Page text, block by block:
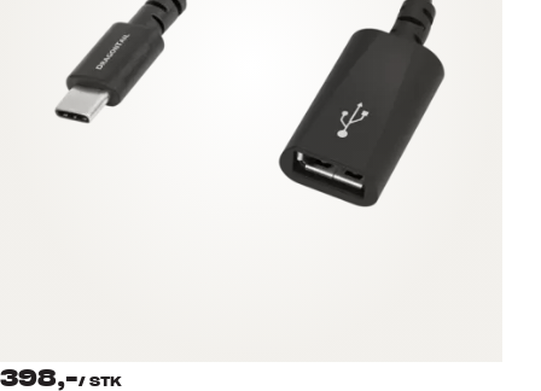
Tilbehør
INSPIRASJON
Logg inn
398,-/ STK